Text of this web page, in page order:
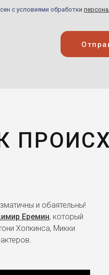
с условиями обработки
и обаятельны!
Еремин, который
Хопкинса, Микки